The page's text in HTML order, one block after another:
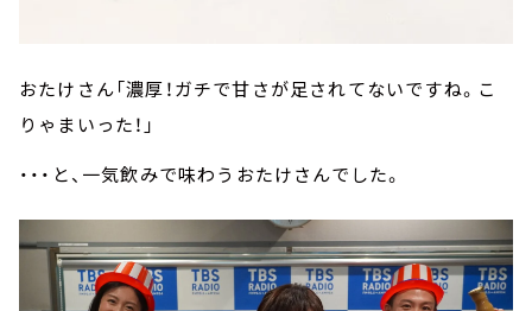
おたけさん「濃厚！ガチで甘さが足されてないですね。こ
りゃまいった！」
・・・と、一気飲みで味わうおたけさんでした。